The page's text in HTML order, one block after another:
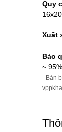
Quy
Xuất
Bảo
~
- Bán